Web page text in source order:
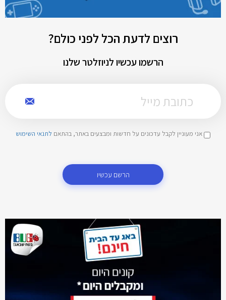
רוצים לדעת הכל לפני כולם?
הרשמו עכשיו לניוזלטר שלנו
אני מעוניין לקבל עדכונים על חדשות ומבצעים באתר, בהתאם לתנאי השימוש
הרשם עכשיו